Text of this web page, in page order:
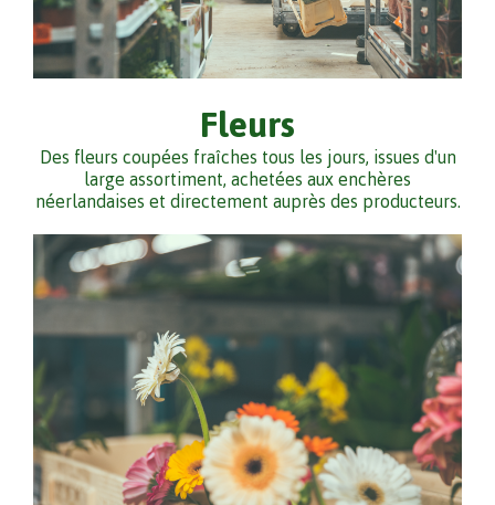
Fleurs
Des fleurs coupées fraîches tous les jours, issues d'un
large assortiment, achetées aux enchères
néerlandaises et directement auprès des producteurs.